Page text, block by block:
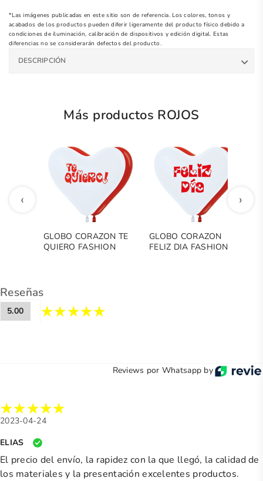
*Las imágenes publicadas en este sitio son de referencia. Los colores, tonos y
acabados de los productos pueden diferir ligeramente del producto físico debido a
condiciones de iluminación, calibración de dispositivos y edición digital. Estas
diferencias no se considerarán defectos del producto.
DESCRIPCIÓN
Más productos ROJOS
‹
GLOBO CORAZON TE
QUIERO FASHION
GLOBO CORAZON
FELIZ DIA FASHION
›
Reseñas
5.00
Reviews por Whatsapp by
2023-04-24
ELIAS
El precio del envío, la rapidez con la que llegó, la calidad de
los materiales y la presentación excelentes productos.